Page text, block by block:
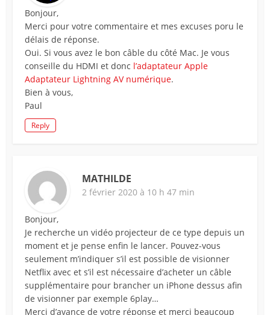
Bonjour,
Merci pour votre commentaire et mes excuses poru le
délais de réponse.
Oui. Si vous avez le bon câble du côté Mac. Je vous
conseille du HDMI et donc l’adaptateur Apple
Adaptateur Lightning AV numérique.
Bien à vous,
Paul
Reply
MATHILDE
2 février 2020 à 10 h 47 min
Bonjour,
Je recherche un vidéo projecteur de ce type depuis un
moment et je pense enfin le lancer. Pouvez-vous
seulement m’indiquer s’il est possible de visionner
Netflix avec et s’il est nécessaire d’acheter un câble
supplémentaire pour brancher un iPhone dessus afin
de visionner par exemple 6play…
Merci d’avance de votre réponse et merci beaucoup